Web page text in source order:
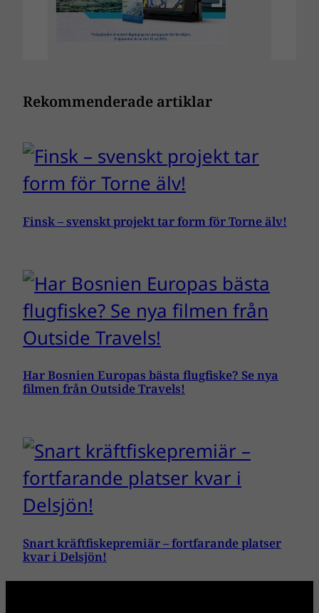
Rekommenderade artiklar
Finsk – svenskt projekt tar form för Torne älv!
Har Bosnien Europas bästa flugfiske? Se nya
filmen från Outside Travels!
Snart kräftfiskepremiär – fortfarande platser
kvar i Delsjön!